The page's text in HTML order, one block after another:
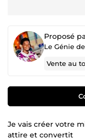
Proposé
Le Génie
Vente au
Je vais créer votre
attire et convertit